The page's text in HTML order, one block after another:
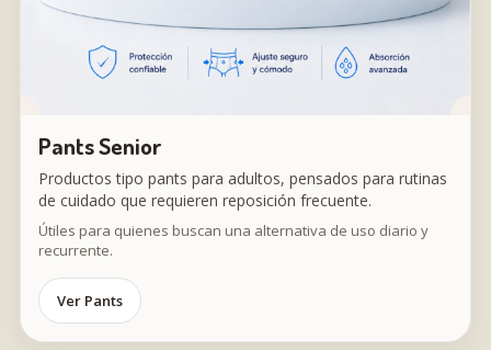
Pants Senior
Productos tipo pants para adultos, pensados para rutinas
de cuidado que requieren reposición frecuente.
Útiles para quienes buscan una alternativa de uso diario y
recurrente.
Ver Pants